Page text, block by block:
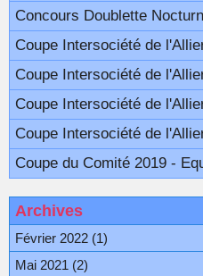
Concours Doublette
Coupe Intersociété de
Coupe Intersociété de
Coupe Intersociété de
Coupe Intersociété de
Coupe du Comité 2019 -
Archives
Février 2022 (1)
Mai 2021 (2)